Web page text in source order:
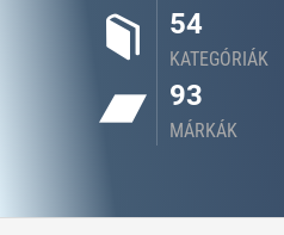
54
KATEGÓRIÁK
93
MÁRKÁK